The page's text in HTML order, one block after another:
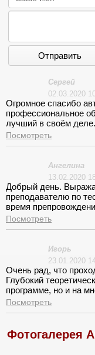
Отправить
Сергей
02.03.2020
Огромное спасибо
профессиональное
лучший в своём
ПДД у него не выучит
благодарность
водителем.
попытки. До встречи
Посмотреть
Ангелина
13.02.2020
Добрый день.
преподавателю по
время
сдавала с первого
преподавателю,
вождению, за
тупила сильно но
Очень приятный и
советую Автошколу
Посмотреть
Игорь
23.01.2020
Очень рад, что
Глубокий
программе, но и на
хочу отметить
Ивановичем.
Выражаю огромную
знания и опыт,
Посмотреть
Фотогалерея